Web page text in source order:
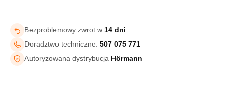
Bezproblemowy zwrot w 14 dni
Doradztwo techniczne: 507 075 771
Autoryzowana dystrybucja Hörmann